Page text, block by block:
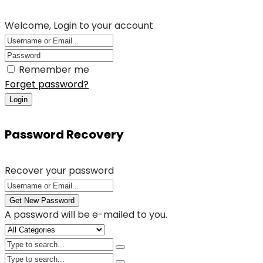
Welcome, Login to your account
Remember me
Forget password?
Login
Password Recovery
Recover your password
Get New Password
A password will be e-mailed to you.